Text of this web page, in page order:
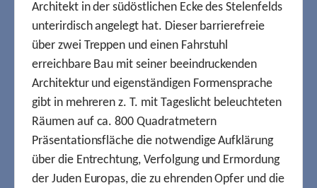
Architekt in der südöstlichen Ecke des Stelenfelds
unterirdisch angelegt hat. Dieser barrierefreie
über zwei Treppen und einen Fahrstuhl
erreichbare Bau mit seiner beeindruckenden
Architektur und eigenständigen Formensprache
gibt in mehreren z. T. mit Tageslicht beleuchteten
Räumen auf ca. 800 Quadratmetern
Präsentationsfläche die notwendige Aufklärung
über die Entrechtung, Verfolgung und Ermordung
der Juden Europas, die zu ehrenden Opfer und die